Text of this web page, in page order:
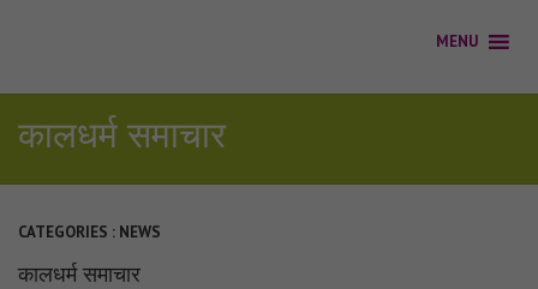
कालधर्म समाचार
CATEGORIES : NEWS
कालधर्म समाचार